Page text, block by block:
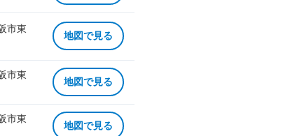
市東
地図で見る
市東
地図で見る
市東
地図で見る